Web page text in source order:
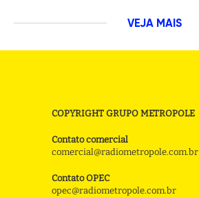
VEJA MAIS
COPYRIGHT GRUPO METROPOLE
Contato comercial
comercial@radiometropole.com.br
Contato OPEC
opec@radiometropole.com.br